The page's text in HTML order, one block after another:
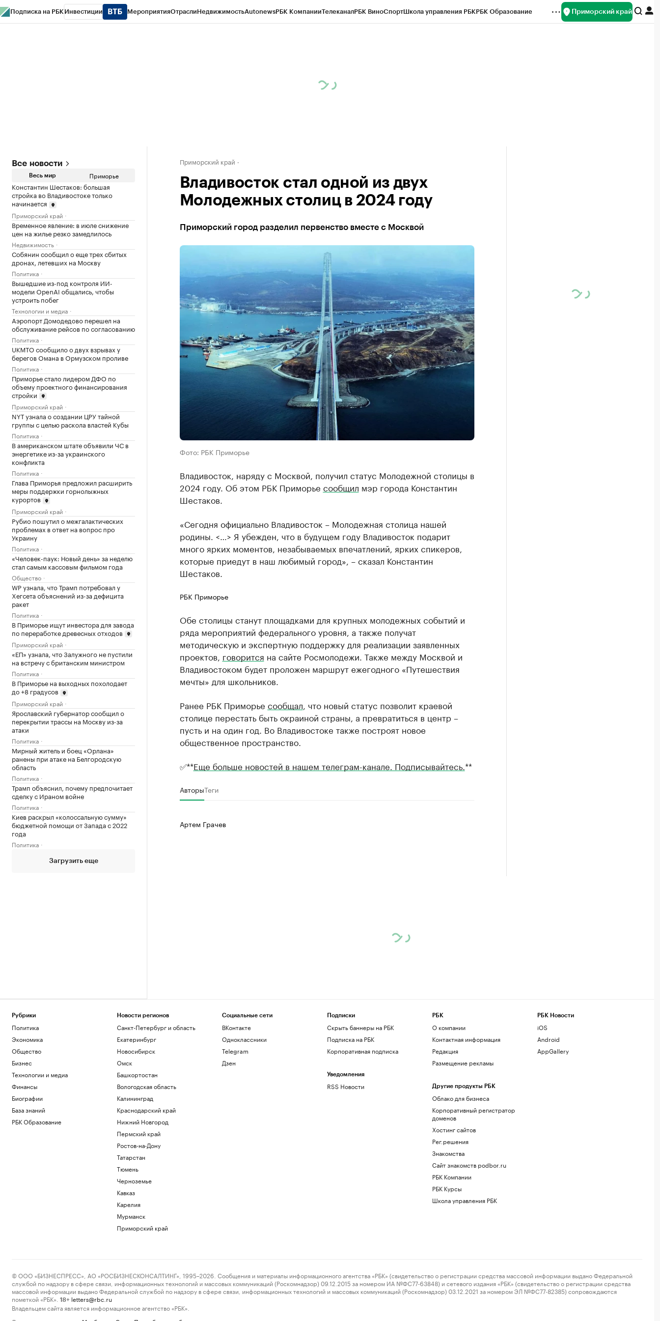
Подписка на РБК Инвестиции МероприятияОтраслиНедвижимостьAutonewsРБК КомпанииТелеканалРБК ВиноСпортШкола управления РБКРБК Образование Приморский край
Все новости
Весь мир Приморье
Константин Шестаков: большая
стройка во Владивостоке только
начинается
Приморский край
Временное явление: в июле снижение
цен на жилье резко замедлилось
Недвижимость
Собянин сообщил о еще трех сбитых
дронах, летевших на Москву
Политика
Вышедшие из-под контроля ИИ-
модели OpenAI общались, чтобы
устроить побег
Технологии и медиа
Аэропорт Домодедово перешел на
обслуживание рейсов по согласованию
Политика
UKMTO сообщило о двух взрывах у
берегов Омана в Ормузском проливе
Политика
Приморье стало лидером ДФО по
объему проектного финансирования
стройки
Приморский край
NYT узнала о создании ЦРУ тайной
группы с целью раскола властей Кубы
Политика
В американском штате объявили ЧС в
энергетике из-за украинского
конфликта
Политика
Глава Приморья предложил расширить
меры поддержки горнолыжных
курортов
Приморский край
Рубио пошутил о межгалактических
проблемах в ответ на вопрос про
Украину
Политика
«Человек-паук: Новый день» за неделю
стал самым кассовым фильмом года
Общество
WP узнала, что Трамп потребовал у
Хегсета объяснений из-за дефицита
ракет
Политика
В Приморье ищут инвестора для завода
по переработке древесных отходов
Приморский край
«ЕП» узнала, что Залужного не пустили
на встречу с британским министром
Политика
В Приморье на выходных похолодает
до +8 градусов
Приморский край
Ярославский губернатор сообщил о
перекрытии трассы на Москву из-за
атаки
Политика
Мирный житель и боец «Орлана»
ранены при атаке на Белгородскую
область
Политика
Трамп объяснил, почему предпочитает
сделку с Ираном войне
Политика
Киев раскрыл «колоссальную сумму»
бюджетной помощи от Запада с 2022
года
Политика
Загрузить еще
Приморский край
Владивосток стал одной из двух
Молодежных столиц в 2024 году
Приморский город разделил первенство вместе с Москвой
Фото: РБК Приморье
Владивосток, наряду с Москвой, получил статус Молодежной столицы в
2024 году. Об этом РБК Приморье сообщил мэр города Константин
Шестаков.
«Сегодня официально Владивосток – Молодежная столица нашей
родины. <…> Я убежден, что в будущем году Владивосток подарит
много ярких моментов, незабываемых впечатлений, ярких спикеров,
которые приедут в наш любимый город», – сказал Константин
Шестаков.
РБК Приморье
Обе столицы станут площадками для крупных молодежных событий и
ряда мероприятий федерального уровня, а также получат
методическую и экспертную поддержку для реализации заявленных
проектов, говорится на сайте Росмолодежи. Также между Москвой и
Владивостоком будет проложен маршрут ежегодного «Путешествия
мечты» для школьников.
Ранее РБК Приморье сообщал , что новый статус позволит краевой
столице перестать быть окраиной страны, а превратиться в центр –
пусть и на один год. Во Владивостоке также построят новое
общественное пространство.
✅**Еще больше новостей в нашем телеграм-канале. Подписывайтесь. **
АвторыТеги
Артем Грачев
Рубрики
Политика
Экономика
Общество
Бизнес
Технологии и медиа
Финансы
Биографии
База знаний
РБК Образование
Новости регионов
Санкт-Петербург и область
Екатеринбург
Новосибирск
Омск
Башкортостан
Вологодская область
Калининград
Краснодарский край
Нижний Новгород
Пермский край
Ростов-на-Дону
Татарстан
Тюмень
Черноземье
Кавказ
Карелия
Мурманск
Приморский край
Социальные сети
ВКонтакте
Одноклассники
Telegram
Дзен
Подписки
Скрыть баннеры на РБК
Подписка на РБК
Корпоративная подписка
Уведомления
RSS Новости
РБК
О компании
Контактная информация
Редакция
Размещение рекламы
Другие продукты РБК
Облако для бизнеса
Корпоративный регистратор
доменов
Хостинг сайтов
Рег.решения
Знакомства
Сайт знакомств podbor.ru
РБК Компании
РБК Курсы
Школа управления РБК
РБК Новости
iOS
Android
AppGallery
© ООО «БИЗНЕСПРЕСС», АО «РОСБИЗНЕСКОНСАЛТИНГ», 1995–2026. Сообщения и материалы информационного агентства «РБК» (свидетельство о регистрации средства массовой информации выдано Федеральной
службой по надзору в сфере связи, информационных технологий и массовых коммуникаций (Роскомнадзор) 09.12.2015 за номером ИА №ФС77-63848) и сетевого издания «РБК» (свидетельство о регистрации средства
массовой информации выдано Федеральной службой по надзору в сфере связи, информационных технологий и массовых коммуникаций (Роскомнадзор) 03.12.2021 за номером ЭЛ №ФС77-82385) сопровождаются
пометкой «РБК».
18+ letters@rbc.ru
Владельцем сайта является информационное агентство «РБК».